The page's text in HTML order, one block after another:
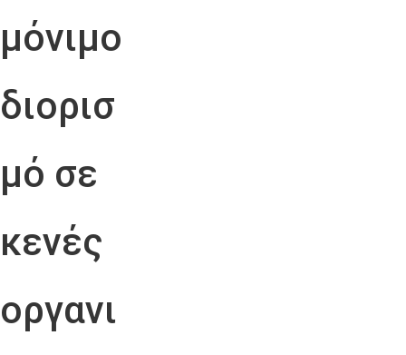
μόνιμο
διορισ
μό σε
κενές
οργανι